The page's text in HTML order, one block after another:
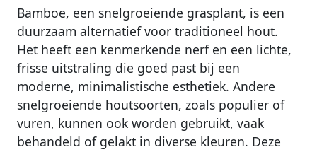
Bamboe, een snelgroeiende grasplant, is een
duurzaam alternatief voor traditioneel hout.
Het heeft een kenmerkende nerf en een lichte,
frisse uitstraling die goed past bij een
moderne, minimalistische esthetiek. Andere
snelgroeiende houtsoorten, zoals populier of
vuren, kunnen ook worden gebruikt, vaak
behandeld of gelakt in diverse kleuren. Deze